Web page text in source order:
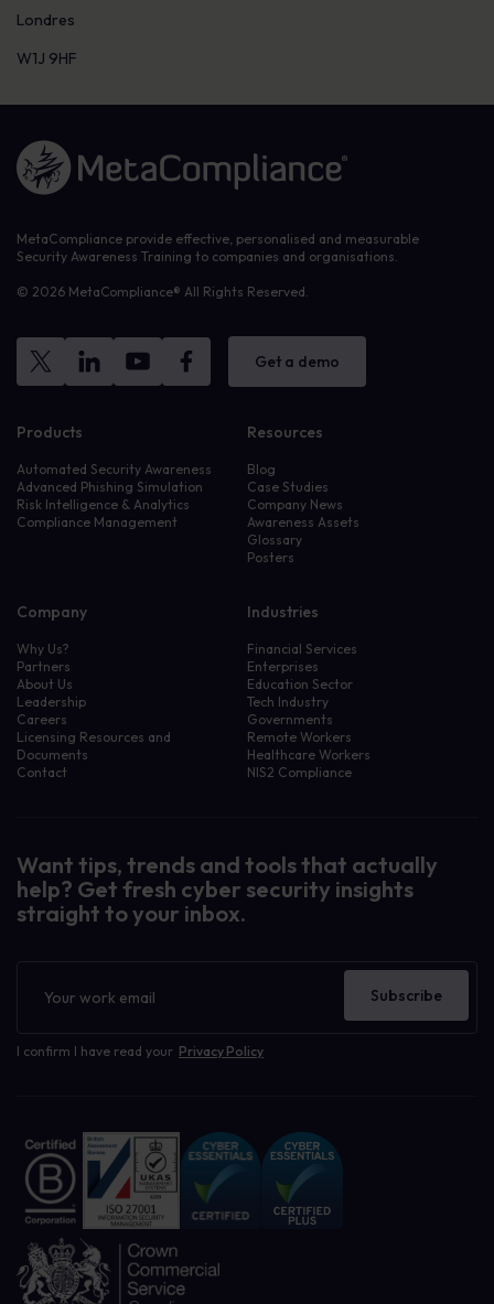
Londres
W1J 9HF
Link to the homepage
MetaCompliance provide effective, personalised and measurable
Security Awareness Training to companies and organisations.
© 2026 MetaCompliance® All Rights Reserved.
Get a demo
Products
Automated Security Awareness
Advanced Phishing Simulation
Risk Intelligence & Analytics
Compliance Management
Resources
Blog
Case Studies
Company News
Awareness Assets
Glossary
Posters
Company
Why Us?
Partners
About Us
Leadership
Careers
Licensing Resources and
Documents
Contact
Industries
Financial Services
Enterprises
Education Sector
Tech Industry
Governments
Remote Workers
Healthcare Workers
NIS2 Compliance
Want tips, trends and tools that actually
help? Get fresh cyber security insights
straight to your inbox.
I confirm I have read your Privacy Policy
Subscribe